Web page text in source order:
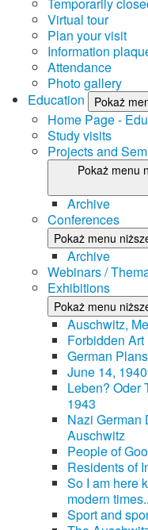
Virtual tour
Plan your visit
Information
Attendance
Photo gallery
Education
Pokaż
Home Page -
Study visits
Projects and
Pokaż menu
Archive
Conferences
Pokaż menu
Archive
Webinars /
Exhibitions
Pokaż menu
Auschwitz,
Forbidden Art
German
June 14, 1940
Leben? Oder
1943
Nazi German
Auschwitz
People of
Residents of
So I am here
modern
Sport and